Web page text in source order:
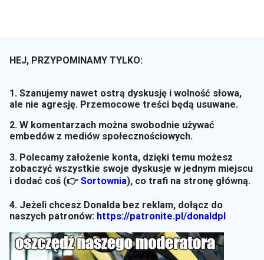
HEJ, PRZYPOMINAMY TYLKO:
1. Szanujemy nawet ostrą dyskusję i wolność słowa,
ale nie agresję. Przemocowe treści będą usuwane.
2. W komentarzach można swobodnie używać
embedów z mediów społecznościowych.
3. Polecamy założenie konta, dzięki temu możesz
zobaczyć wszystkie swoje dyskusje w jednym miejscu
i dodać coś (👉 Sortownia), co trafi na stronę główną.
4. Jeżeli chcesz Donalda bez reklam, dołącz do
naszych patronów: https://patronite.pl/donaldpl